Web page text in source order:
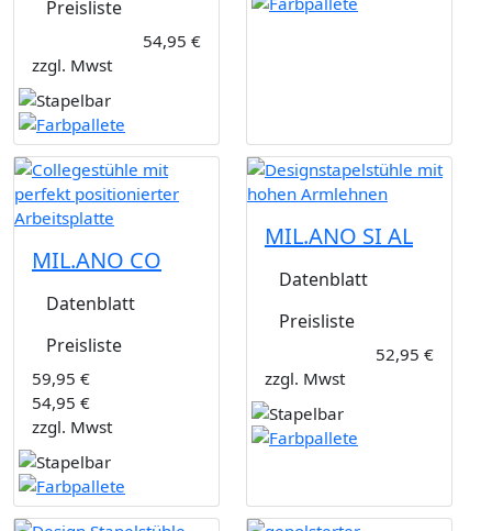
Preisliste
54,95 €
zzgl. Mwst
MIL.ANO CO
Datenblatt
Preisliste
59,95 €
54,95 €
zzgl. Mwst
MIL.ANO SI AL
Datenblatt
Preisliste
52,95 €
zzgl. Mwst